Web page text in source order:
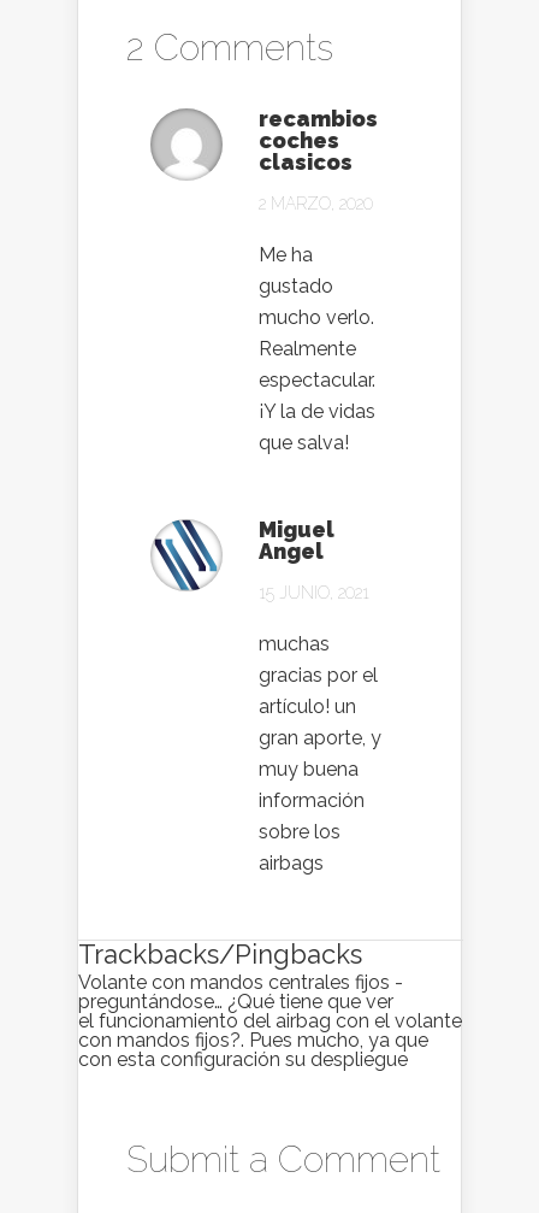
2 Comments
recambios
coches
clasicos
2 MARZO, 2020
Me ha
gustado
mucho verlo.
Realmente
espectacular.
¡Y la de vidas
que salva!
Miguel
Angel
15 JUNIO, 2021
muchas
gracias por el
artículo! un
gran aporte, y
muy buena
información
sobre los
airbags
Trackbacks/Pingbacks
Volante con mandos centrales fijos -
preguntándose… ¿Qué tiene que ver
el funcionamiento del airbag con el volante
con mandos fijos?. Pues mucho, ya que
con esta configuración su despliegue
Submit a Comment